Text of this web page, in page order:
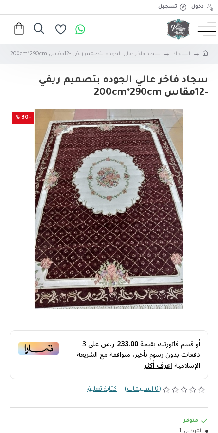
دخول تسجيل
السجاد سجاد فاخر عالي الجوده بتصميم ريفي -12مقاس 200cm*290cm
سجاد فاخر عالي الجوده بتصميم ريفي
-12مقاس 200cm*290cm
-30 %
أو قسم فاتورتك بقيمة233.00 ر.س على3
دفعات بدون رسوم تأخير، متوافقة مع الشريعة
الإسلاميةاعرف أكثر
(0 التقييمات) - كتابة تعليق
متوفر
الموديل: 1